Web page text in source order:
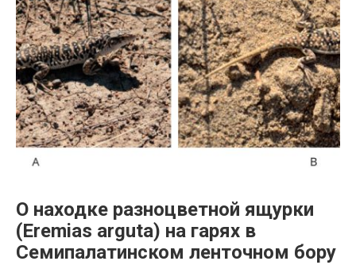
О находке разноцветной ящурки
(Eremias arguta) на гарях в
Семипалатинском ленточном бору